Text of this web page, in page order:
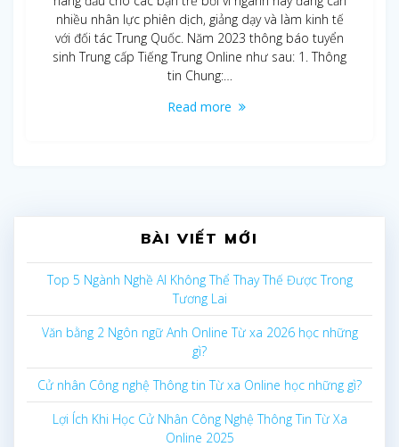
nhiều nhân lực phiên dịch, giảng dạy và làm kinh tế
với đối tác Trung Quốc. Năm 2023 thông báo tuyển
sinh Trung cấp Tiếng Trung Online như sau: 1. Thông
tin Chung:…
Read more
BÀI VIẾT MỚI
Top 5 Ngành Nghề AI Không Thể Thay Thế Được Trong
Tương Lai
Văn bằng 2 Ngôn ngữ Anh Online Từ xa 2026 học những
gì?
Cử nhân Công nghệ Thông tin Từ xa Online học những gì?
Lợi Ích Khi Học Cử Nhân Công Nghệ Thông Tin Từ Xa
Online 2025